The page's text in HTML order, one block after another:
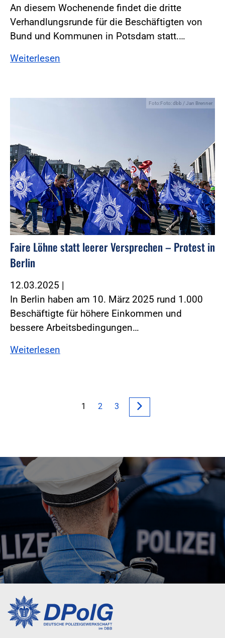
An diesem Wochenende findet die dritte
Verhandlungsrunde für die Beschäftigten von
Bund und Kommunen in Potsdam statt.…
Weiterlesen
Foto:Foto: dbb / Jan Brenner
Faire Löhne statt leerer Versprechen – Protest in
Berlin
12.03.2025 |
In Berlin haben am 10. März 2025 rund 1.000
Beschäftigte für höhere Einkommen und
bessere Arbeitsbedingungen…
Weiterlesen
1 2 3